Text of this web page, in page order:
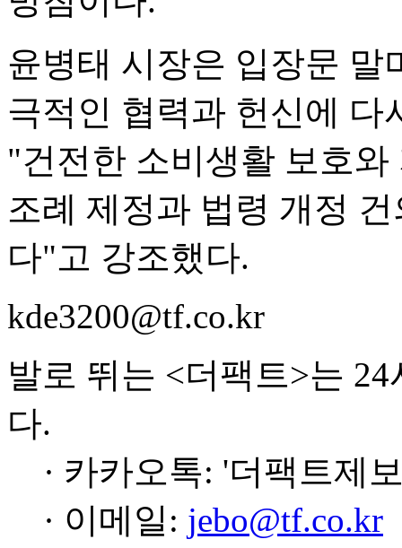
윤병태 시장은 입장문
극적인 협력과 헌신에
"건전한 소비생활 보호
조례 제정과 법령 개정
다"고 강조했다.
kde3200@tf.co.kr
발로 뛰는 <더팩트>는
다.
· 카카오톡: '더팩트제
· 이메일: jebo@tf.co.kr